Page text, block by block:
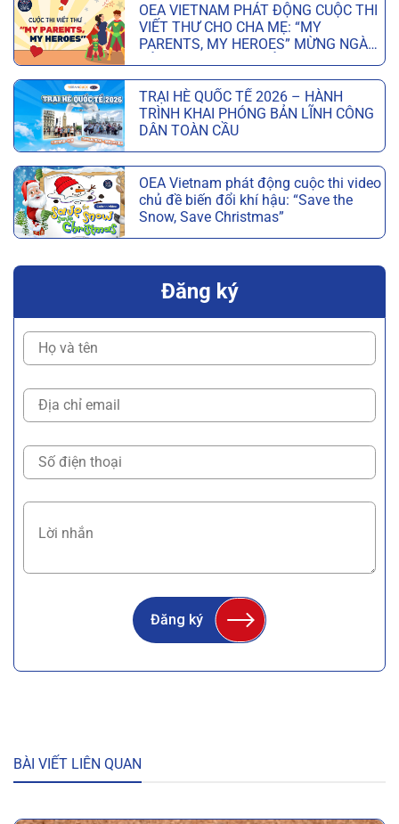
OEA VIETNAM PHÁT ĐỘNG CUỘC THI
VIẾT THƯ CHO CHA MẸ: “MY
PARENTS, MY HEROES” MỪNG NGÀY
CỦA CHA VÀ NGÀY CỦA MẸ
TRẠI HÈ QUỐC TẾ 2026 – HÀNH
TRÌNH KHAI PHÓNG BẢN LĨNH CÔNG
DÂN TOÀN CẦU
OEA Vietnam phát động cuộc thi video
chủ đề biến đổi khí hậu: “Save the
Snow, Save Christmas”
Đăng ký
Đăng ký
BÀI VIẾT LIÊN QUAN